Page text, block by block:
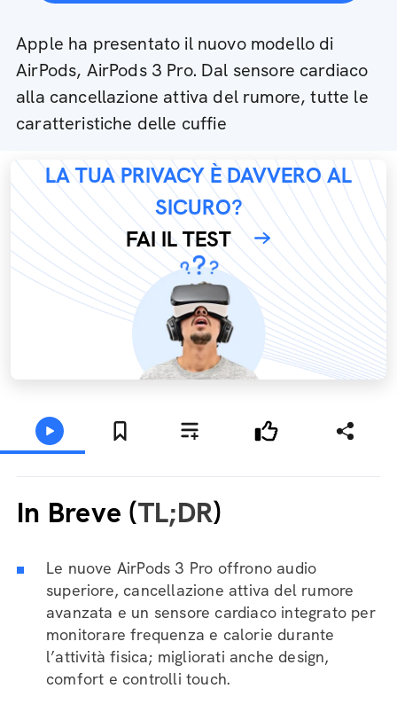
Apple ha presentato il nuovo modello di
AirPods, AirPods 3 Pro. Dal sensore cardiaco
alla cancellazione attiva del rumore, tutte le
caratteristiche delle cuffie
LA TUA PRIVACY È DAVVERO AL
SICURO?
FAI IL TEST
In Breve (TL;DR)
Le nuove AirPods 3 Pro offrono audio
superiore, cancellazione attiva del rumore
avanzata e un sensore cardiaco integrato per
monitorare frequenza e calorie durante
l’attività fisica; migliorati anche design,
comfort e controlli touch.